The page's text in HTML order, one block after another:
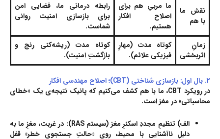
نقش ما
با هم
ما مربیِ هم برای
اصلاح افکار
هستیم.
رابطه درمانی ما، فضایی امن
برای بازسازی امنیت روانی
شماست.
زمانِ
اثربخشی
کوتاه مدت (مهارِ
فیزیکی علائم).
کوتاه مدت (ریشه‌کنی رنج و
بازگشتِ امنیت).
۲. بال اول: بازسازی شناختی (CBT)؛ اصلاح مهندسی افکار
در رویکرد CBT، ما با هم کشف می‌کنیم که پانیک نتیجه‌ی یک «خطای
محاسباتی» در مغز است.
الف) تنظیمِ مجددِ اسکنرِ مغز (سیستم RAS):
در غربت، مغزِ ما به
دلیلِ ناآشنایی با محیط، روی «حالتِ جستجوی خطر» قفل